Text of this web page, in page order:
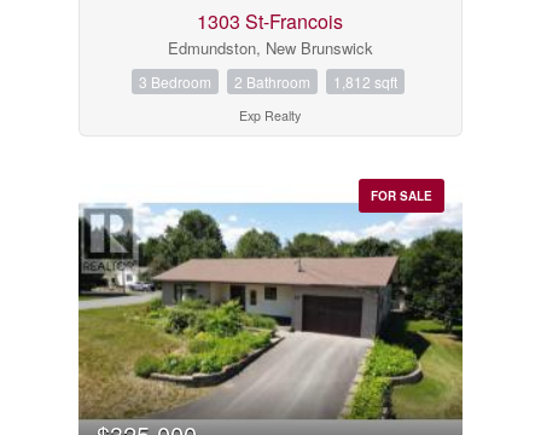
1303 St-Francois
Edmundston, New Brunswick
3 Bedroom 2 Bathroom 1,812 sqft
Exp Realty
FOR SALE